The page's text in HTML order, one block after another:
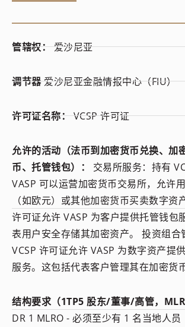
管辖权：爱沙尼亚
调节器爱沙尼亚金融情报中心（FIU）
许可证名称：VCSP 许可证
允许的活动（法币到加密货币兑换、加
币、托管钱包）： 交易所服务：持有
VASP 可以运营加密货币交易所，允许
（如欧元）或其他加密货币买卖数字资
许可证允许 VASP 为客户提供托管钱包
表用户安全存储其加密资产。 投资组合
VCSP 许可证允许 VASP 为数字资产提
服务。这包括代表客户管理其在加密货
结构要求（1TP5 股东/董事/高管，
DR 1 MLRO - 必须至少有 1 名当地人员